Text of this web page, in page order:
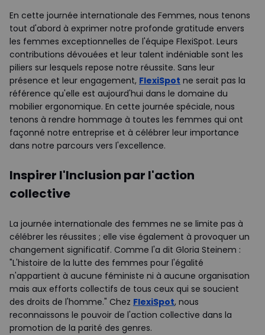
En cette journée internationale des Femmes, nous tenons
tout d'abord à exprimer notre profonde gratitude envers
les femmes exceptionnelles de l'équipe FlexiSpot. Leurs
contributions dévouées et leur talent indéniable sont les
piliers sur lesquels repose notre réussite. Sans leur
présence et leur engagement, FlexiSpot ne serait pas la
référence qu'elle est aujourd'hui dans le domaine du
mobilier ergonomique. En cette journée spéciale, nous
tenons à rendre hommage à toutes les femmes qui ont
façonné notre entreprise et à célébrer leur importance
dans notre parcours vers l'excellence.
Inspirer l'Inclusion par l'action
collective
La journée internationale des femmes ne se limite pas à
célébrer les réussites ; elle vise également à provoquer un
changement significatif. Comme l'a dit Gloria Steinem :
"L'histoire de la lutte des femmes pour l'égalité
n'appartient à aucune féministe ni à aucune organisation
mais aux efforts collectifs de tous ceux qui se soucient
des droits de l'homme." Chez FlexiSpot, nous
reconnaissons le pouvoir de l'action collective dans la
promotion de la parité des genres.